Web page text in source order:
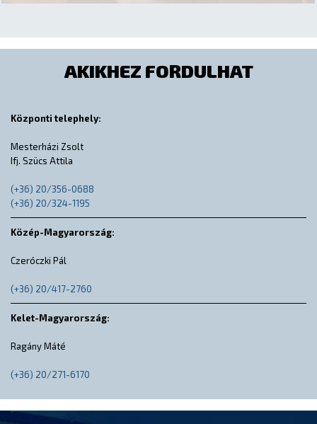
AKIKHEZ FORDULHAT
Központi telephely:
Mesterházi Zsolt
Ifj. Szücs Attila
(+36) 20/356-0688
(+36) 20/324-1195
Közép-Magyarország:
Czeróczki Pál
(+36) 20/417-2760
Kelet-Magyarország:
Ragány Máté
(+36) 20/271-6170